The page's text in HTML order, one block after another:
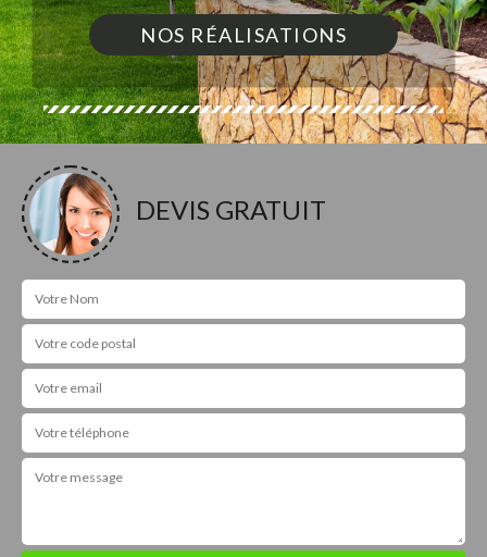
NOS RÉALISATIONS
DEVIS GRATUIT